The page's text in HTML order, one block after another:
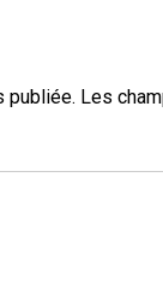
publiée. Les